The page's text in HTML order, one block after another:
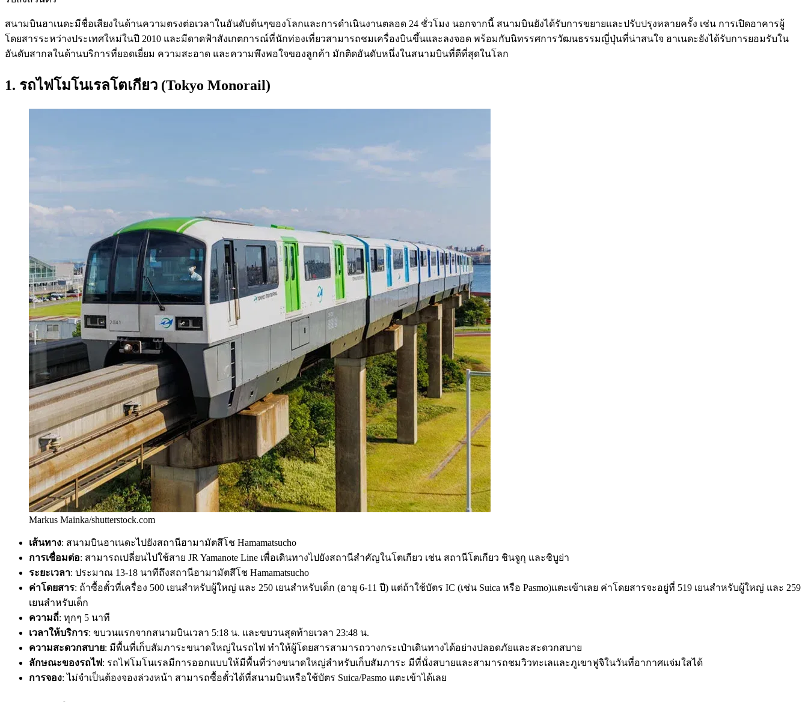
สนามบินฮาเนดะมีชื่อเสียงในด้านความตรงต่อเวลาในอันดับต้นๆของโลกและการดำเนินงานตลอด 24 ชั่วโมง นอกจากนี้ สนามบินยังได้รับการขยายและปรับปรุงหลายครั้ง เช่น การเปิดอาคารผู้
โดยสารระหว่างประเทศใหม่ในปี 2010 และมีดาดฟ้าสังเกตการณ์ที่นักท่องเที่ยวสามารถชมเครื่องบินขึ้นและลงจอด พร้อมกับนิทรรศการวัฒนธรรมญี่ปุ่นที่น่าสนใจ ฮาเนดะยังได้รับการยอมรับใน
อันดับสากลในด้านบริการที่ยอดเยี่ยม ความสะอาด และความพึงพอใจของลูกค้า มักติดอันดับหนึ่งในสนามบินที่ดีที่สุดในโลก
1. รถไฟโมโนเรลโตเกียว (Tokyo Monorail)
Markus Mainka/shutterstock.com
เส้นทาง: สนามบินฮาเนดะไปยังสถานีฮามามัตสึโช Hamamatsucho
การเชื่อมต่อ: สามารถเปลี่ยนไปใช้สาย JR Yamanote Line เพื่อเดินทางไปยังสถานีสำคัญในโตเกียว เช่น สถานีโตเกียว ชินจูกุ และชิบูย่า
ระยะเวลา: ประมาณ 13-18 นาทีถึงสถานีฮามามัตสึโช Hamamatsucho
ค่าโดยสาร: ถ้าซื้อตั๋วที่เครื่อง 500 เยนสำหรับผู้ใหญ่ และ 250 เยนสำหรับเด็ก (อายุ 6-11 ปี) แต่ถ้าใช้บัตร IC (เช่น Suica หรือ Pasmo)แตะเข้าเลย ค่าโดยสารจะอยู่ที่ 519 เยนสำหรับผู้ใหญ่ และ 259
เยนสำหรับเด็ก
ความถี่: ทุกๆ 5 นาที
เวลาให้บริการ: ขบวนแรกจากสนามบินเวลา 5:18 น. และขบวนสุดท้ายเวลา 23:48 น.
ความสะดวกสบาย: มีพื้นที่เก็บสัมภาระขนาดใหญ่ในรถไฟ ทำให้ผู้โดยสารสามารถวางกระเป๋าเดินทางได้อย่างปลอดภัยและสะดวกสบาย
ลักษณะของรถไฟ: รถไฟโมโนเรลมีการออกแบบให้มีพื้นที่ว่างขนาดใหญ่สำหรับเก็บสัมภาระ มีที่นั่งสบายและสามารถชมวิวทะเลและภูเขาฟูจิในวันที่อากาศแจ่มใสได้
การจอง: ไม่จำเป็นต้องจองล่วงหน้า สามารถซื้อตั๋วได้ที่สนามบินหรือใช้บัตร Suica/Pasmo แตะเข้าได้เลย